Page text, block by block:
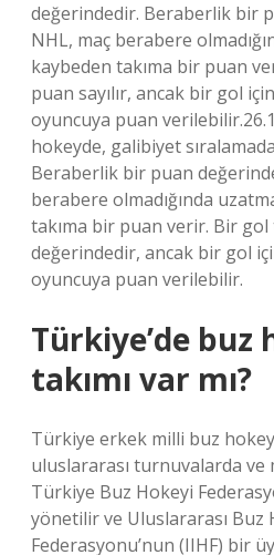
değerindedir. Beraberlik bir
NHL, maç berabere
kaybeden takıma bir puan
puan sayılır, ancak bir gol
oyuncuya puan
hokeyde, galibiyet
Beraberlik bir puan
berabere olmadığında
takıma bir puan verir. Bir gol
değerindedir, ancak bir gol
oyuncuya puan verilebilir.
Türkiye’de buz
takımı var mı?
Türkiye erkek milli buz
uluslararası turnuvalarda ve
Türkiye Buz Hokeyi
yönetilir ve Uluslararası Buz
Federasyonu’nun (IIHF) bir